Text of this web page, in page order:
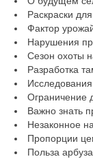
Раскраски
Фактор
Нарушения
Сезон охоты
Разработка
Ограничение
Важно знать
Незаконное
Пропорции
Польза арбуза